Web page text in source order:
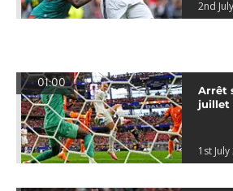
2nd
01:00
Arrêt
juillet
1st